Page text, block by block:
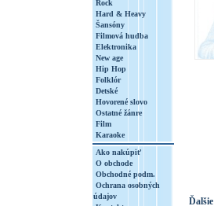
Rock
Hard & Heavy
Šansóny
Filmová hudba
Elektronika
New age
Hip Hop
Folklór
Detské
Hovorené slovo
Ostatné žánre
Film
Karaoke
Ako nakúpiť
O obchode
Obchodné podm.
Ochrana osobných
údajov